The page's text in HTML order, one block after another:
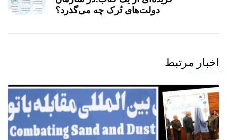
دولت‌های تُرک چه می‌گذرد؟
اخبار مرتبط